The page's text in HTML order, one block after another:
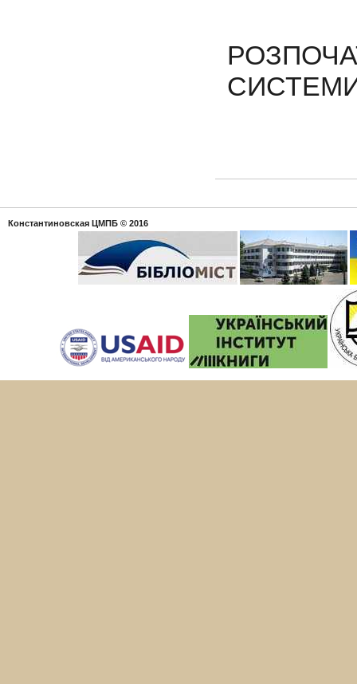
Константиновская ЦМПБ © 2016